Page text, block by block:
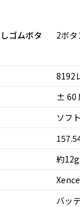
ゴムボタ
2ボ
8192
± 60
ソフ
約12g
バッ